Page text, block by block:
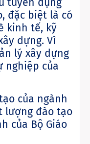
đặc biệt là có
kinh tế, kỹ
dựng. Vì
lý xây dựng
nghiệp của
của ngành
lượng đào tạo
của Bộ Giáo